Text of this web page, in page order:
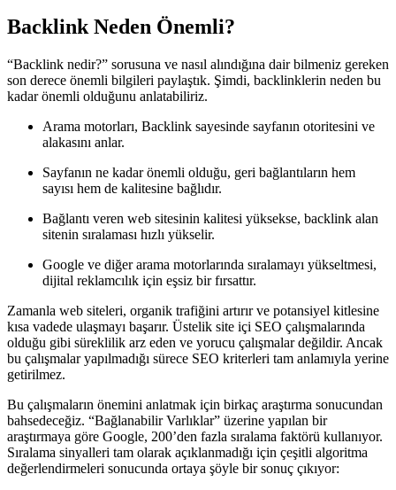
Backlink Neden Önemli?
“Backlink nedir?” sorusuna ve nasıl alındığına dair bilmeniz gereken
son derece önemli bilgileri paylaştık. Şimdi, backlinklerin neden bu
kadar önemli olduğunu anlatabiliriz.
Arama motorları, Backlink sayesinde sayfanın otoritesini ve
alakasını anlar.
Sayfanın ne kadar önemli olduğu, geri bağlantıların hem
sayısı hem de kalitesine bağlıdır.
Bağlantı veren web sitesinin kalitesi yüksekse, backlink alan
sitenin sıralaması hızlı yükselir.
Google ve diğer arama motorlarında sıralamayı yükseltmesi,
dijital reklamcılık için eşsiz bir fırsattır.
Zamanla web siteleri, organik trafiğini artırır ve potansiyel kitlesine
kısa vadede ulaşmayı başarır. Üstelik site içi SEO çalışmalarında
olduğu gibi süreklilik arz eden ve yorucu çalışmalar değildir. Ancak
bu çalışmalar yapılmadığı sürece SEO kriterleri tam anlamıyla yerine
getirilmez.
Bu çalışmaların önemini anlatmak için birkaç araştırma sonucundan
bahsedeceğiz. “Bağlanabilir Varlıklar” üzerine yapılan bir
araştırmaya göre Google, 200’den fazla sıralama faktörü kullanıyor.
Sıralama sinyalleri tam olarak açıklanmadığı için çeşitli algoritma
değerlendirmeleri sonucunda ortaya şöyle bir sonuç çıkıyor: